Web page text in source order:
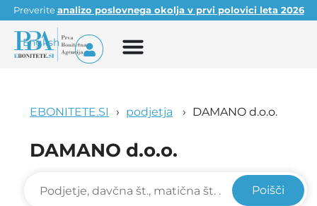
Preveriteanalizo poslovnega okolja v prvi polovici leta 2026
English
EBONITETE.SI podjetja DAMANO d.o.o.
DAMANO d.o.o.
Poišči